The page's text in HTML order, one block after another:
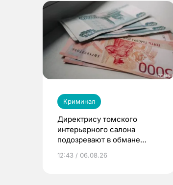
Криминал
Директрису томского
интерьерного салона
подозревают в обмане
12:43 / 06.08.26